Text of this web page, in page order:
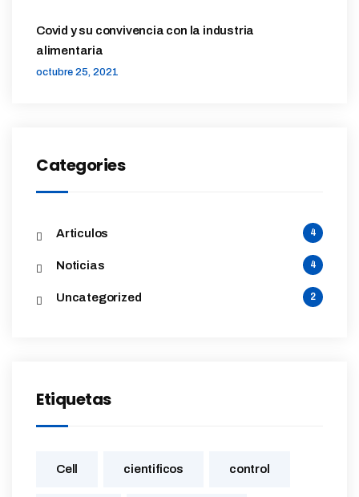
Covid y su convivencia con la industria
alimentaria
octubre 25, 2021
Categories
Articulos 4
Noticias 4
Uncategorized 2
Etiquetas
Cell cientificos control